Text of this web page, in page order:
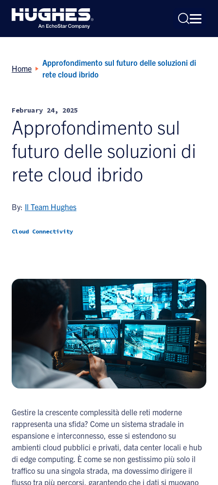
for:
Home
Approfondimento sul futuro delle soluzioni di
rete cloud ibrido
February 24, 2025
Approfondimento sul
futuro delle soluzioni di
rete cloud ibrido
By: Il Team Hughes
Cloud Connectivity
Gestire la crescente complessità delle reti moderne
rappresenta una sfida? Come un sistema stradale in
espansione e interconnesso, esse si estendono su
ambienti cloud pubblici e privati, data center locali e hub
di edge computing. È come se non gestissimo più solo il
traffico su una singola strada, ma dovessimo dirigere il
flusso tra più percorsi, garantendo che i dati si muovano